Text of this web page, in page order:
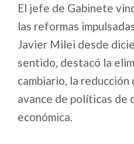
El jefe de Gabinete
las reformas
Javier Milei desde
sentido, destacó la
cambiario, la reducción
avance de políticas de
económica.